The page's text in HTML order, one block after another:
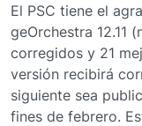
El PSC tiene el
geOrchestra 12.11
corregidos y 21
versión recibirá
siguiente sea
fines de febrero.